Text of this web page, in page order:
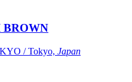
BROWN
/ Tokyo, Japan